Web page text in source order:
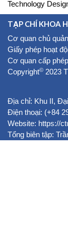
Technology
TẠP CHÍ KHOA
Cơ quan chủ
Giấy phép hoạt
Cơ quan cấp
Copyright© 2023
Địa chỉ: Khu II,
Điện thoại: (+84
Website: https://
Tổng biên tập: